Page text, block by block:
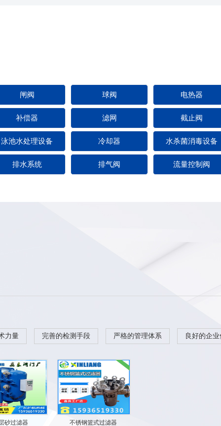
闸阀 球阀 电热器
补偿器 滤网 截止阀
泳池水处理设备 冷却器 水杀菌消毒设备
排水系统 排气阀 流量控制阀
力量 完善的检测手段 严格的管理体系 良好的企
砂过滤器 不锈钢篮式过滤器